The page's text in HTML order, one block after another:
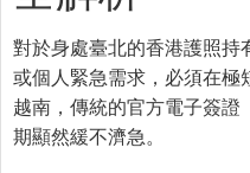
對於身處臺北的香港護照持
或個人緊急需求，必須在極
越南，傳統的官方電子簽證
期顯然緩不濟急。